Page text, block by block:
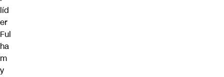
líd
er
Ful
ha
m
y